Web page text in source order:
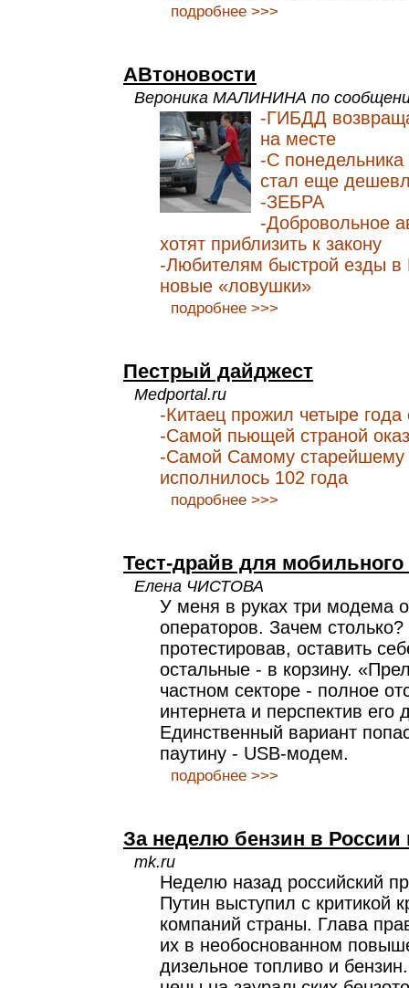
подробнее >>>
АВтоновости
Вероника МАЛИНИНА по
-ГИБДД
на месте
-С
стал еще
-ЗЕБРА
-Добровольное
хотят приблизить к закону
-Любителям быстрой езды в
новые «ловушки»
подробнее >>>
Пестрый дайджест
Medportal.ru
-Китаец прожил четыре
-Самой пьющей страной
-Самой Самому старейшему
исполнилось 102 года
подробнее >>>
Тест-драйв для мобильного
Елена ЧИСТОВА
У меня в руках три модема
операторов. Зачем
протестировав, оставить
остальные - в корзину.
частном секторе - полное
интернета и перспектив его
Единственный вариант
паутину - USB-модем.
подробнее >>>
За неделю бензин в России
mk.ru
Неделю назад российский
Путин выступил с критикой
компаний страны. Глава
их в необоснованном
дизельное топливо и